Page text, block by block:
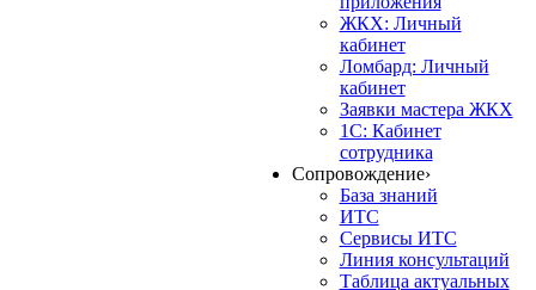
ЖКХ: Личный
кабинет
Ломбард: Личный
кабинет
Заявки мастера ЖКХ
1С: Кабинет
сотрудника
Сопровождение›
База знаний
ИТС
Сервисы ИТС
Линия консультаций
Таблица актуальных